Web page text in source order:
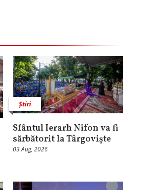
Știri
Sfântul Ierarh Nifon va fi
sărbătorit la Târgoviște
03 Aug, 2026